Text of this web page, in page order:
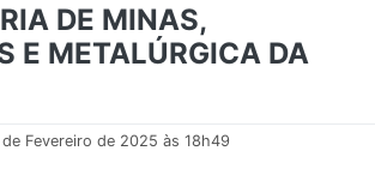
DE MINAS,
E METALÚRGICA DA
Fevereiro de 2025 às 18h49